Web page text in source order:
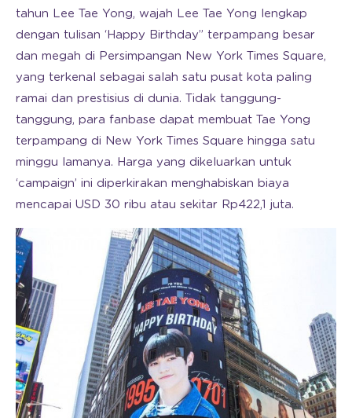
tahun Lee Tae Yong, wajah Lee Tae Yong lengkap
dengan tulisan ‘Happy Birthday” terpampang besar
dan megah di Persimpangan New York Times Square,
yang terkenal sebagai salah satu pusat kota paling
ramai dan prestisius di dunia. Tidak tanggung-
tanggung, para fanbase dapat membuat Tae Yong
terpampang di New York Times Square hingga satu
minggu lamanya. Harga yang dikeluarkan untuk
‘campaign’ ini diperkirakan menghabiskan biaya
mencapai USD 30 ribu atau sekitar Rp422,1 juta.